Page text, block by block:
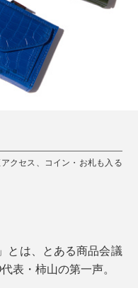
クセス、コイン・お札も入る
とは、とある商品会議
表・柿山の第一声。